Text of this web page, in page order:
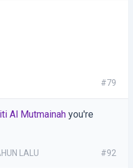
#79
Al Mutmainah you're
LALU #92